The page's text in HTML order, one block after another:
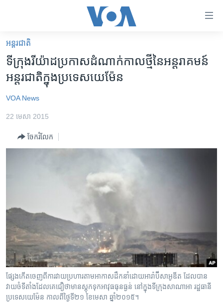
គេហទំព័រ​
ទាក់ទង
រំលង​
និង​
ទំព័រ​
ទំព័រ​
សម្ព័ន្ធ​
រំលង​
និង​
ចូល​
ទៅ​
កាន់​
អន្តរជាតិ
កម្ពុជាច្នៃប្រតិដ្ឋ
កម្មវិធីទាំងអស់
Khmer English
បណ្តាញ​សង្គម
អន្តរជាតិ
ទីក្រុង​រីយ៉ាដ​ប្រកាស​ដំណាក់កាល​ថ្មី​នៃ​អន្តរាគមន៍​
អន្តរជាតិ​ក្នុង​ប្រទេស​យេម៉ែន
VOA News
22 មេសា 2015
ចែករំលែក
ផ្សែង​កើត​ចេញ​ពី​ការ​វាយប្រហា​រ​តាម​អាកាស​ដឹកនាំ​ដោយ​អារ៉ាប៊ីសាអូឌីត​ ដែលបាន​
វាយចំ​ទីតាំង​ដែល​គេ​ជឿថា​មាន​ស្តុកទុក​អាវុធធុន​ធ្ងន់​ នៅ​ក្នុង​ទីក្រុង​​សាណាអា​ រដ្ឋធានី​
ប្រទេស​យេម៉ែន​ កាលពី​ថ្ងៃទី​២១ ខែ​មេសា ឆ្នាំ២០១៥។